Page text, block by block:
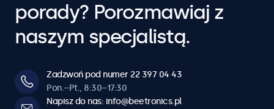
porady? Porozmawiaj z
naszym specjalistą.
Zadzwoń pod numer 22 397 04 43
Pon.–Pt., 8:30–17:30
Napisz do nas: info@beetronics.pl